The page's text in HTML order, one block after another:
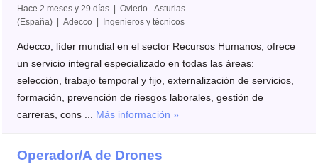
Hace 2 meses y 29 días | Oviedo - Asturias
(España) | Adecco | Ingenieros y técnicos
Adecco, líder mundial en el sector Recursos Humanos, ofrece
un servicio integral especializado en todas las áreas:
selección, trabajo temporal y fijo, externalización de servicios,
formación, prevención de riesgos laborales, gestión de
carreras, cons ... Más información »
Operador/A de Drones